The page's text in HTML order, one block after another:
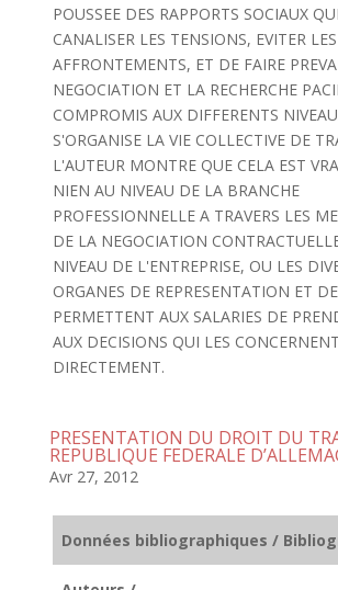
POUSSEE DES RAPPORTS SOCIAUX
CANALISER LES TENSIONS, EVITER LES
AFFRONTEMENTS, ET DE FAIRE
NEGOCIATION ET LA RECHERCHE
COMPROMIS AUX DIFFERENTS
S'ORGANISE LA VIE COLLECTIVE DE
L'AUTEUR MONTRE QUE CELA EST
NIEN AU NIVEAU DE LA BRANCHE
PROFESSIONNELLE A TRAVERS LES
DE LA NEGOCIATION
NIVEAU DE L'ENTREPRISE, OU LES
ORGANES DE REPRESENTATION ET
PERMETTENT AUX SALARIES DE
AUX DECISIONS QUI LES CONCERNENT
DIRECTEMENT.
PRESENTATION DU DROIT DU
REPUBLIQUE FEDERALE
Avr 27, 2012
Données bibliographiques /